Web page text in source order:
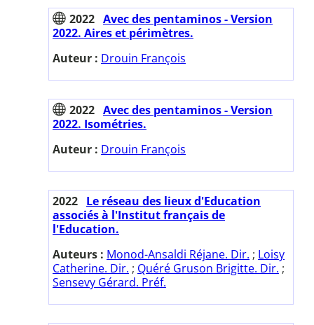
2022 Avec des pentaminos - Version
2022. Aires et périmètres.
Auteur : Drouin François
2022 Avec des pentaminos - Version
2022. Isométries.
Auteur : Drouin François
2022 Le réseau des lieux d'Education
associés à l'Institut français de
l'Education.
Auteurs : Monod-Ansaldi Réjane. Dir. ; Loisy
Catherine. Dir. ; Quéré Gruson Brigitte. Dir. ;
Sensevy Gérard. Préf.